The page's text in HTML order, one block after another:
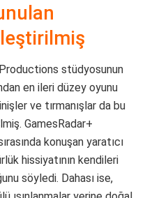
stüdyosunun
en ileri düzey oyunu
ve tırmanışlar da bu
GamesRadar+
konuşan yaratıcı
hissiyatının kendileri
söyledi. Dahası ise,